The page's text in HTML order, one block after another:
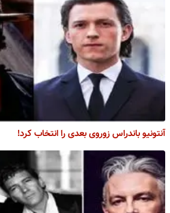
آنتونیو باندراس زوروی بعدی را انتخاب کرد!